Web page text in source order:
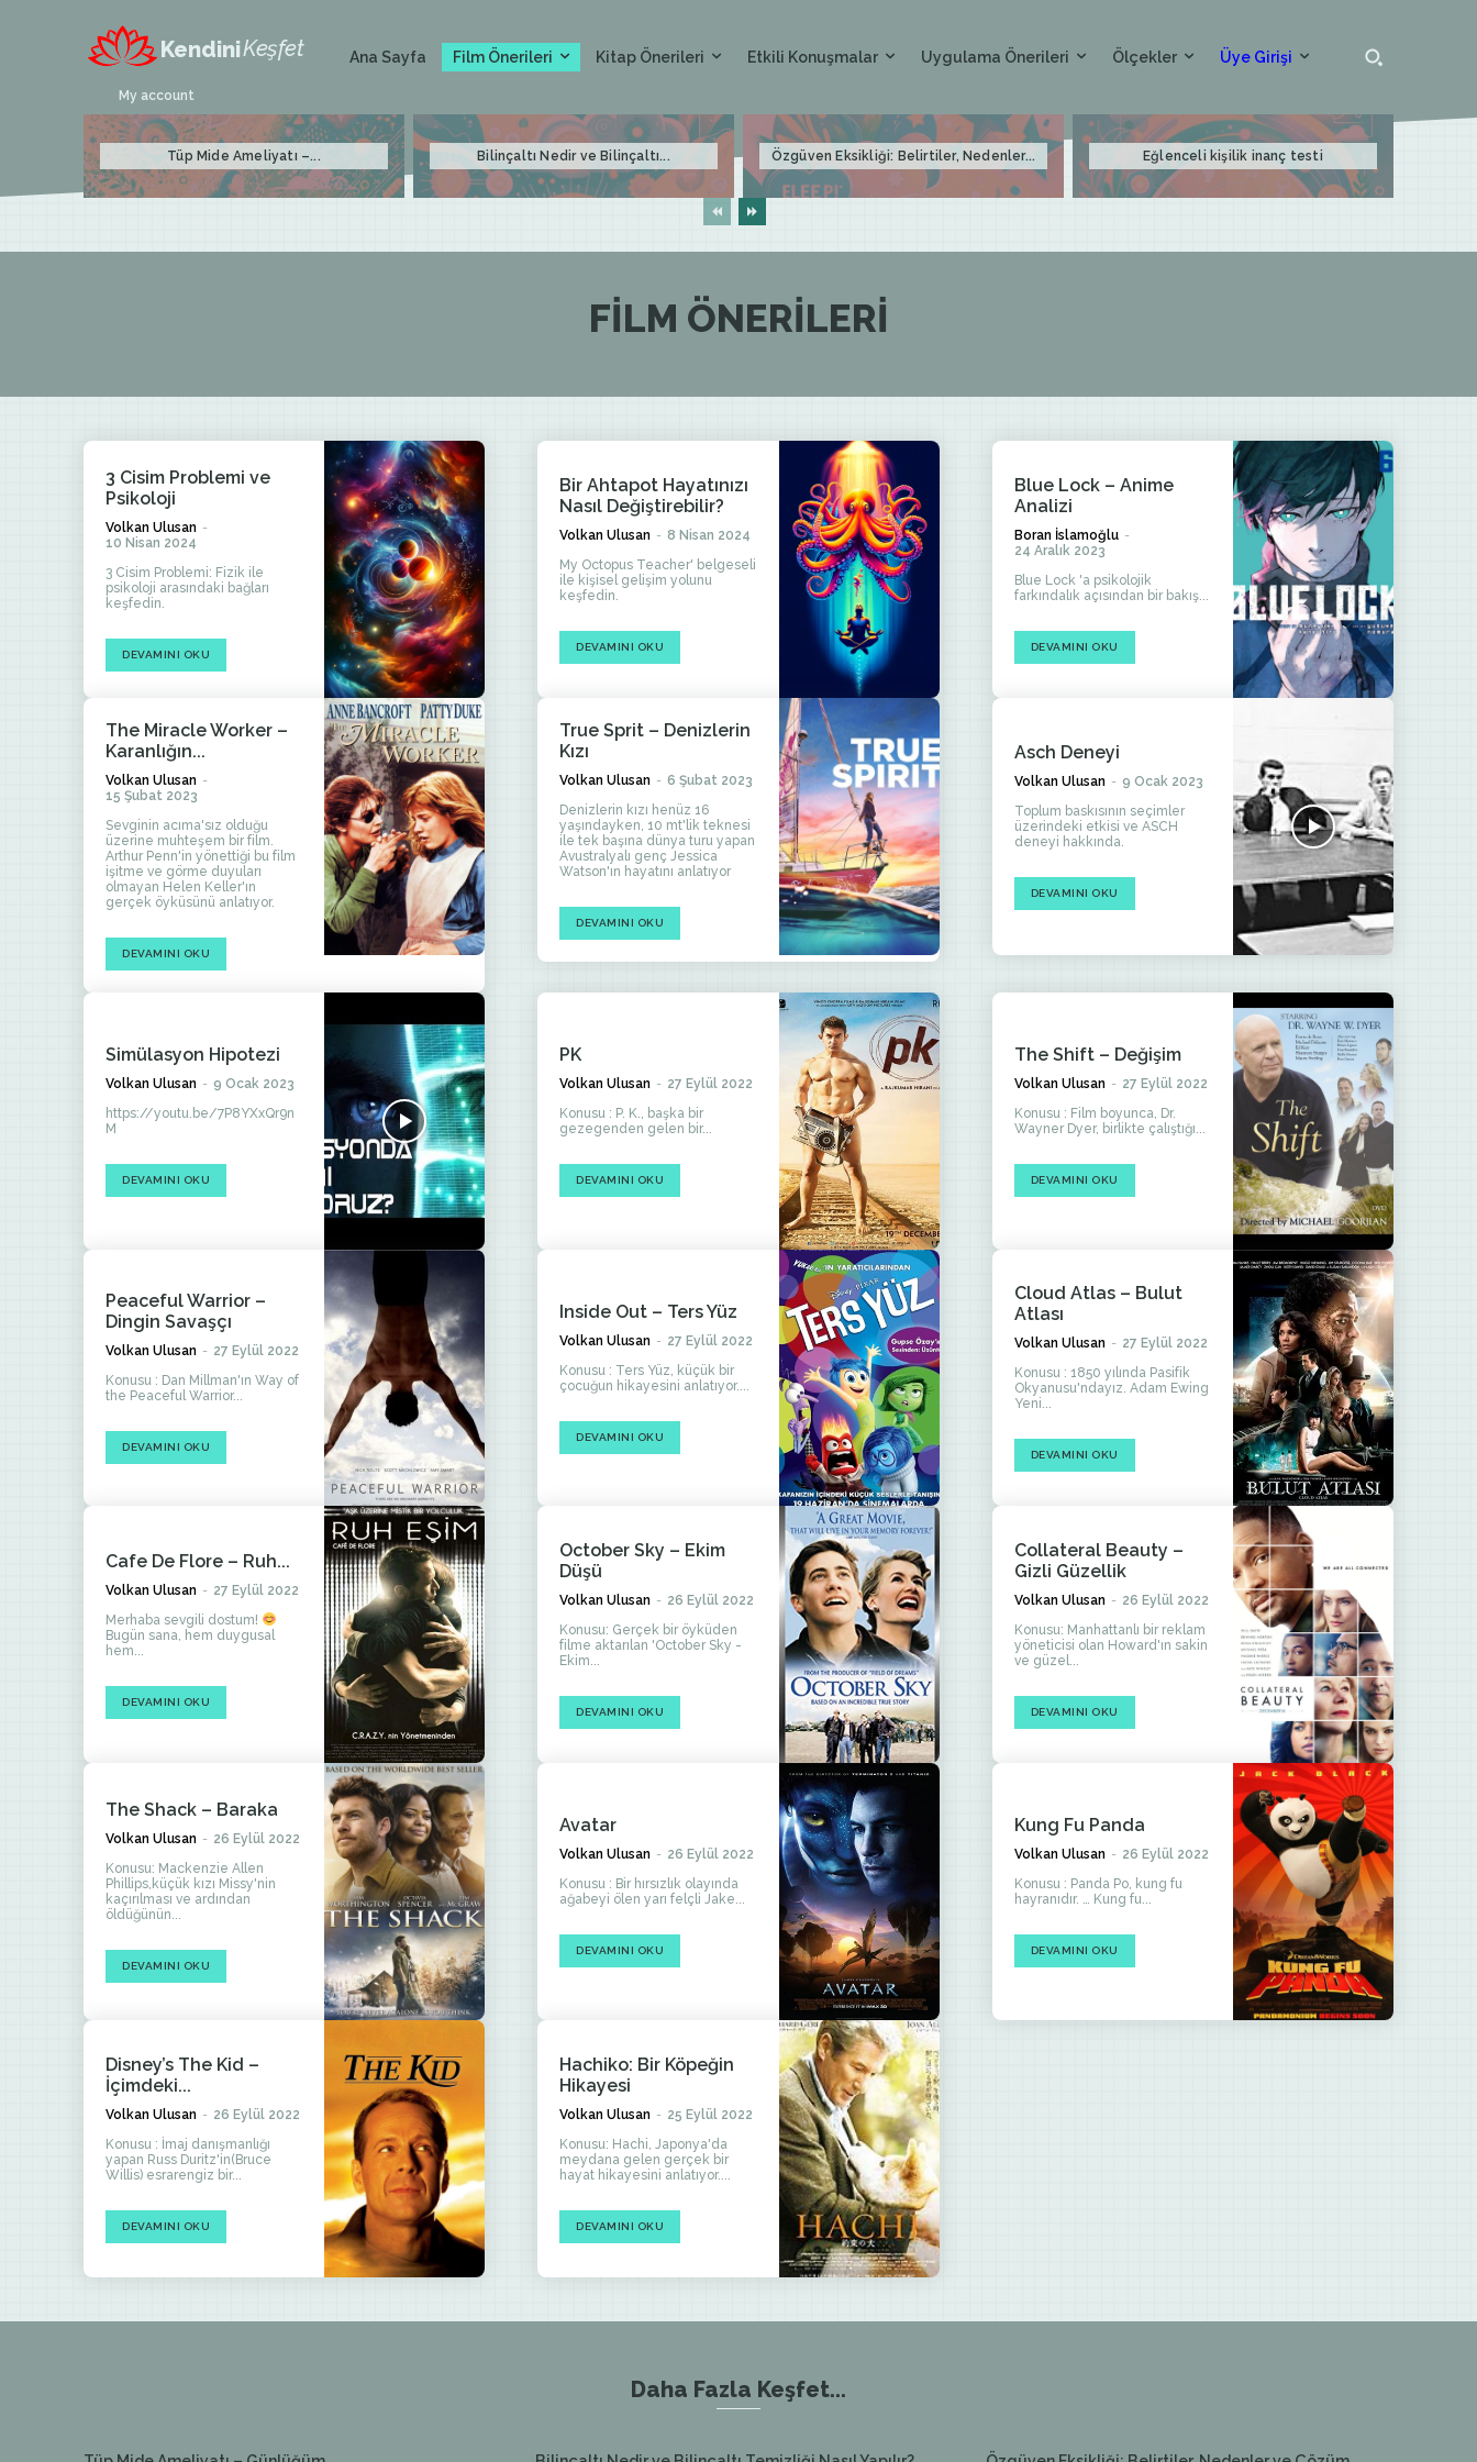
KendiniKeşfet
My account
Ana Sayfa Film Önerileri Kitap Önerileri Etkili Konuşmalar Uygulama Önerileri Ölçekler Üye Girişi
Tüp Mide Ameliyatı –... Bilinçaltı Nedir ve Bilinçaltı... Özgüven Eksikliği: Belirtiler, Nedenler... Eğlenceli kişilik inanç testi
FILM ÖNERILERI
3 Cisim Problemi ve
Psikoloji
Volkan Ulusan -
10 Nisan 2024
3 Cisim Problemi: Fizik ile
psikoloji arasındaki bağları
keşfedin.
DEVAMINI OKU
Bir Ahtapot Hayatınızı
Nasıl Değiştirebilir?
Volkan Ulusan - 8 Nisan 2024
My Octopus Teacher' belgeseli
ile kişisel gelişim yolunu
keşfedin.
DEVAMINI OKU
Blue Lock – Anime
Analizi
Boran İslamoğlu -
24 Aralık 2023
Blue Lock 'a psikolojik
farkındalık açısından bir bakış...
DEVAMINI OKU
The Miracle Worker –
Karanlığın...
Volkan Ulusan -
15 Şubat 2023
Sevginin acıma'sız olduğu
üzerine muhteşem bir film.
Arthur Penn'in yönettiği bu film
işitme ve görme duyuları
olmayan Helen Keller'ın
gerçek öyküsünü anlatıyor.
DEVAMINI OKU
True Sprit – Denizlerin
Kızı
Volkan Ulusan - 6 Şubat 2023
Denizlerin kızı henüz 16
yaşındayken, 10 mt'lik teknesi
ile tek başına dünya turu yapan
Avustralyalı genç Jessica
Watson'ın hayatını anlatıyor
DEVAMINI OKU
Asch Deneyi
Volkan Ulusan - 9 Ocak 2023
Toplum baskısının seçimler
üzerindeki etkisi ve ASCH
deneyi hakkında.
DEVAMINI OKU
Simülasyon Hipotezi
Volkan Ulusan - 9 Ocak 2023
https://youtu.be/7P8YXxQr9n
M
DEVAMINI OKU
PK
Volkan Ulusan - 27 Eylül 2022
Konusu : P. K., başka bir
gezegenden gelen bir...
DEVAMINI OKU
The Shift – Değişim
Volkan Ulusan - 27 Eylül 2022
Konusu : Film boyunca, Dr.
Wayner Dyer, birlikte çalıştığı...
DEVAMINI OKU
Peaceful Warrior –
Dingin Savaşçı
Volkan Ulusan - 27 Eylül 2022
Konusu : Dan Millman'ın Way of
the Peaceful Warrior...
DEVAMINI OKU
Inside Out – Ters Yüz
Volkan Ulusan - 27 Eylül 2022
Konusu : Ters Yüz, küçük bir
çocuğun hikayesini anlatıyor....
DEVAMINI OKU
Cloud Atlas – Bulut
Atlası
Volkan Ulusan - 27 Eylül 2022
Konusu : 1850 yılında Pasifik
Okyanusu'ndayız. Adam Ewing
Yeni...
DEVAMINI OKU
Cafe De Flore – Ruh...
Volkan Ulusan - 27 Eylül 2022
Merhaba sevgili dostum!
Bugün sana, hem duygusal
hem...
DEVAMINI OKU
October Sky – Ekim
Düşü
Volkan Ulusan - 26 Eylül 2022
Konusu: Gerçek bir öyküden
filme aktarılan 'October Sky -
Ekim...
DEVAMINI OKU
Collateral Beauty –
Gizli Güzellik
Volkan Ulusan - 26 Eylül 2022
Konusu: Manhattanlı bir reklam
yöneticisi olan Howard'ın sakin
ve güzel...
DEVAMINI OKU
The Shack – Baraka
Volkan Ulusan - 26 Eylül 2022
Konusu: Mackenzie Allen
Phillips,küçük kızı Missy'nin
kaçırılması ve ardından
öldüğünün...
DEVAMINI OKU
Avatar
Volkan Ulusan - 26 Eylül 2022
Konusu : Bir hırsızlık olayında
ağabeyi ölen yarı felçli Jake...
DEVAMINI OKU
Kung Fu Panda
Volkan Ulusan - 26 Eylül 2022
Konusu : Panda Po, kung fu
hayranıdır. … Kung fu...
DEVAMINI OKU
Disney’s The Kid –
İçimdeki...
Volkan Ulusan - 26 Eylül 2022
Konusu : İmaj danışmanlığı
yapan Russ Duritz'in(Bruce
Willis) esrarengiz bir...
DEVAMINI OKU
Hachiko: Bir Köpeğin
Hikayesi
Volkan Ulusan - 25 Eylül 2022
Konusu: Hachi, Japonya'da
meydana gelen gerçek bir
hayat hikayesini anlatıyor....
DEVAMINI OKU
Daha Fazla Keşfet...